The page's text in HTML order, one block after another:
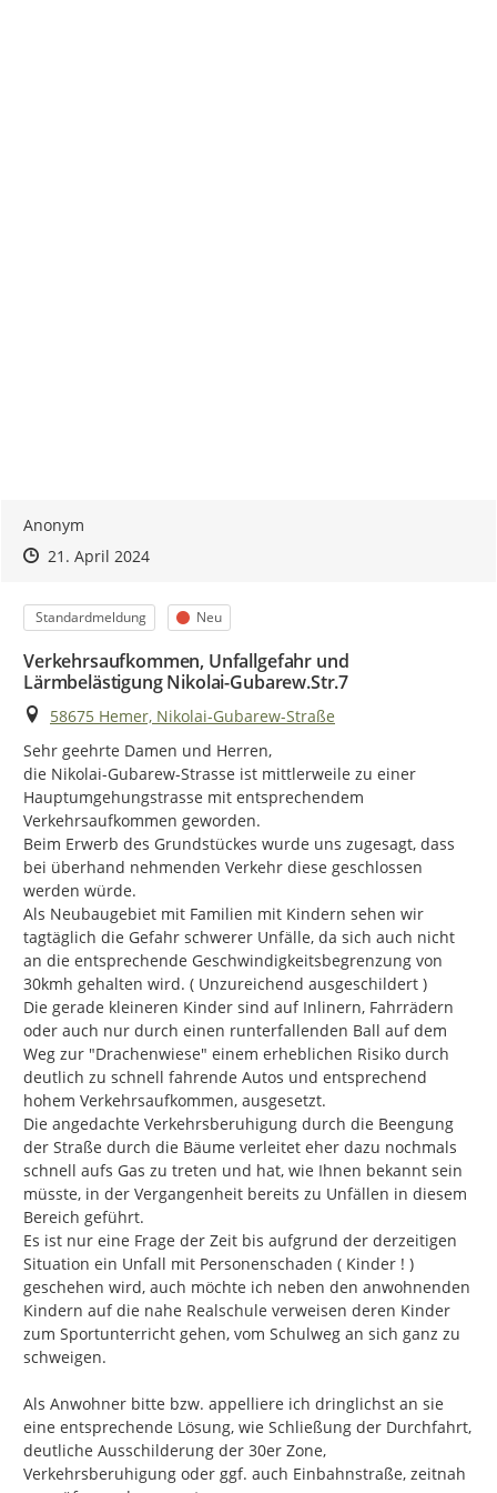
24. Oktober 2023 die Möglichkeit gegeben, Hinweise zu
lokalen Lärmproblemen mitzuteilen oder sich mit
Grundlage für die erste Phase war die vom LANUV NRW
erstellte aktuelle Lärmkartierung (
Unter Berücksichtigung dieser Hinweise und Vorschläge
wurde nunmehr der Entwurf des Lärmaktionsplans mit
Maßnahmen zur Verringerung der Lärmbelastung erstellt.
Hierzu erfolgt nun eine zweite Phase der
Öffentlichkeitsbeteiligung. Zudem erfolgt eine Beteiligung
der Träger öffentlicher Belange und anderer Behörden.
Wie kann ich mich beteiligen?
Am18. März 2024 beginnt die zweite Phase der
Öffentlichkeitsbeteiligung zur Lärmaktionsplanung sowie
die Beteiligung der Träger öffentlicher Belange. Bis zum
April 2024haben Sie die Möglichkeit den Entwurf auf der
Internetseite der Stadt Hemer unterwww.hemer.desowie
hier im Beteiligungsportal einzusehen und uns eine
Stellungnahme zu den Inhalten zukommen zu lassen. Der
Entwurf des Lärmaktionsplanes wird ergänzend im Rathaus
der Stadt Hemer – Zimmer 715 (7. Etage), Hademareplatz 44,
58675 Hemer zur Einsichtnahme vorgehalten.
Stellungnahmen können schriftlich hier über das
Beteiligungsportal, per E-Mail anlaerm@hemer.deoder auf
dem Postweg (Stadt Hemer, Fachdienst 5.2 Verkehrsplanung
und Straßenbau, Hademareplatz 44, 58675 Hemer)
vorgebracht werden.
Wie kann ich mich über dieses Portal beteiligen?
Grundsätzlich kann sich jede Person oder Einrichtung an
der Lärmaktionsplanung beteiligen. Eine Registrierung oder
Anmeldung ist dafür nicht zwingend erforderlich, da wir
auch gern anonyme Hinweise entgegennehmen. Wenn Sie
sich trotzdem registrieren / anmelden möchten, hat das den
erhalten und Ihre Meldung nachträglich bearbeiten können.
Ihre Registrierung gilt für alle Beteiligungsmöglichkeiten, die
in diesem Portal angeboten werden.
Und so können Sie uns Ihre Hinweise zum Entwurf melden:
Anonym
Zeitpunkt des Erstellens
Zeitpunkt des Erstellens
21. April 2024Zur Äußerung
Kategorie
Standardmeldung Status
Neu
Verkehrsaufkommen, Unfallgefahr und
Lärmbelästigung Nikolai-Gubarew.Str.7
Ort
58675 Hemer, Nikolai-Gubarew-Straße
Sehr geehrte Damen und Herren,
die Nikolai-Gubarew-Strasse ist mittlerweile zu einer
Hauptumgehungstrasse mit entsprechendem
Verkehrsaufkommen geworden.
Beim Erwerb des Grundstückes wurde uns zugesagt, dass
bei überhand nehmenden Verkehr diese geschlossen
werden würde.
Als Neubaugebiet mit Familien mit Kindern sehen wir
tagtäglich die Gefahr schwerer Unfälle, da sich auch nicht
an die entsprechende Geschwindigkeitsbegrenzung von
30kmh gehalten wird. ( Unzureichend ausgeschildert )
Die gerade kleineren Kinder sind auf Inlinern, Fahrrädern
oder auch nur durch einen runterfallenden Ball auf dem
Weg zur "Drachenwiese" einem erheblichen Risiko durch
deutlich zu schnell fahrende Autos und entsprechend
hohem Verkehrsaufkommen, ausgesetzt.
Die angedachte Verkehrsberuhigung durch die Beengung
der Straße durch die Bäume verleitet eher dazu nochmals
schnell aufs Gas zu treten und hat, wie Ihnen bekannt sein
müsste, in der Vergangenheit bereits zu Unfällen in diesem
Bereich geführt.
Es ist nur eine Frage der Zeit bis aufgrund der derzeitigen
Situation ein Unfall mit Personenschaden ( Kinder ! )
geschehen wird, auch möchte ich neben den anwohnenden
Kindern auf die nahe Realschule verweisen deren Kinder
zum Sportunterricht gehen, vom Schulweg an sich ganz zu
schweigen.
Als Anwohner bitte bzw. appelliere ich dringlichst an sie
eine entsprechende Lösung, wie Schließung der Durchfahrt,
deutliche Ausschilderung der 30er Zone,
Verkehrsberuhigung oder ggf. auch Einbahnstraße, zeitnah